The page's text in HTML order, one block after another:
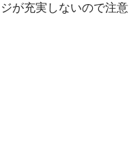
が充実しないので注意